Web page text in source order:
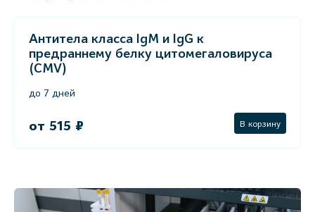
Антитела класса IgM и IgG к
предраннему белку цитомегаловируса
(CMV)
до 7 дней
от 515 ₽ В корзину